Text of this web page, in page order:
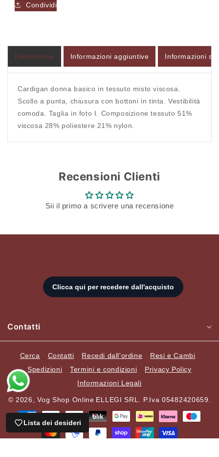
Condividi
Descrizione Informazioni aggiuntive Informazioni
Cardigan donna basico in tessuto misto viscosa.
Scollo a punta, chiusura con bottoni in tinta. Vestibilità
comoda. Taglia in foto I. Composizione tessuto 51%
viscosa 28% poliestere 21% nylon.
Recensioni Clienti
Sii il primo a scrivere una recensione
Contatti
Cerca Contatti Recedi dall'ordine
Resi e Cambi
Spedizioni
Termini e condizioni
Privacy Policy
Informazioni Legali
© 2026,Vog Shop Online ELLEGI SRL. P.Iva 05482420659.
Metodi
pagamento
Carrello
Lista dei desideri